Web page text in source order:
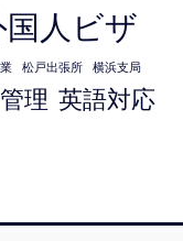
国人ビザ
松戸出張所 横浜支局
理 英語対応